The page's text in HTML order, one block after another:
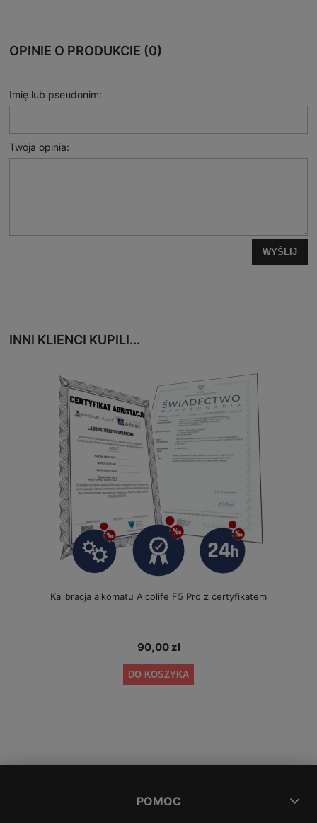
OPINIE O PRODUKCIE (0)
Imię lub pseudonim:
Twoja opinia:
WYŚLIJ
INNI KLIENCI KUPILI...
Kalibracja alkomatu Alcolife F5 Pro z certyfikatem
90,00 zł
DO KOSZYKA
POMOC